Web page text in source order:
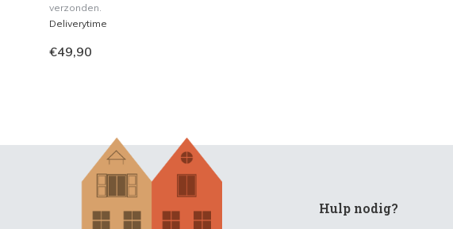
verzonden.
Deliverytime
€49,90
Hulp nodig?